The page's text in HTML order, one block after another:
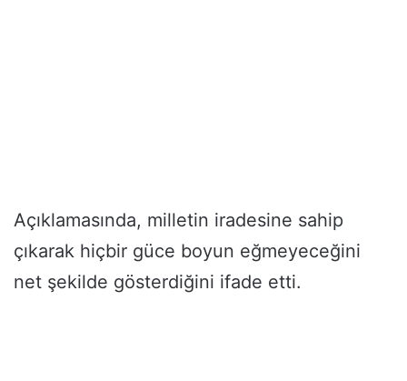
Açıklamasında, milletin iradesine sahip
çıkarak hiçbir güce boyun eğmeyeceğini
net şekilde gösterdiğini ifade etti.